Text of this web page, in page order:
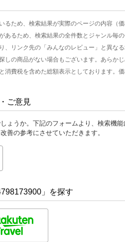
ため、検索結果が実際のページの内容（
るため、検索結果の全件数とジャンル毎
、リンク先の「みんなのレビュー」と異な
の商品がない場合もございます。あらか
消費税を含めた総額表示としております。
ご意見
ょうか。下記のフォームより、検索機
善の参考にさせていただきます。
」を探す